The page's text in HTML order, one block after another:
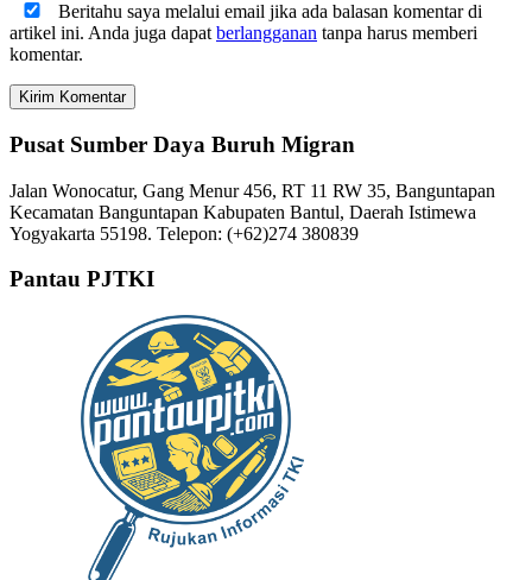
Beritahu saya melalui email jika ada balasan komentar di
artikel ini. Anda juga dapat berlangganan tanpa harus memberi
komentar.
Pusat Sumber Daya Buruh Migran
Jalan Wonocatur, Gang Menur 456, RT 11 RW 35, Banguntapan
Kecamatan Banguntapan Kabupaten Bantul, Daerah Istimewa
Yogyakarta 55198. Telepon: (+62)274 380839
Pantau PJTKI